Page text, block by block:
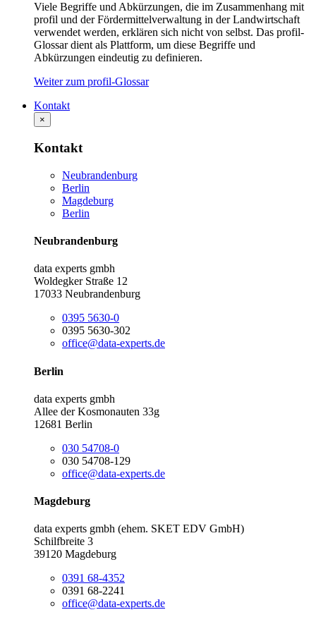
Viele Begriffe und Abkürzungen, die im Zusammenhang mit
profil und der Fördermittelverwaltung in der Landwirtschaft
verwendet werden, erklären sich nicht von selbst. Das profil-
Glossar dient als Plattform, um diese Begriffe und
Abkürzungen eindeutig zu definieren.
Weiter zum profil-Glossar
Kontakt
×
Kontakt
Neubrandenburg
Berlin
Magdeburg
Berlin
Neubrandenburg
data experts gmbh
Woldegker Straße 12
17033 Neubrandenburg
0395 5630-0
0395 5630-302
office@data-experts.de
Berlin
data experts gmbh
Allee der Kosmonauten 33g
12681 Berlin
030 54708-0
030 54708-129
office@data-experts.de
Magdeburg
data experts gmbh (ehem. SKET EDV GmbH)
Schilfbreite 3
39120 Magdeburg
0391 68-4352
0391 68-2241
office@data-experts.de